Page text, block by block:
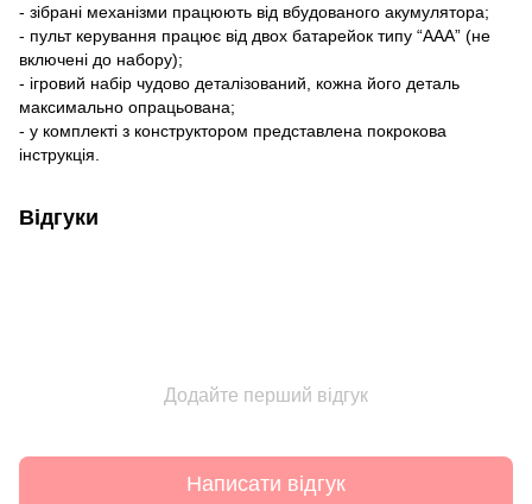
- зібрані механізми працюють від вбудованого акумулятора;
- пульт керування працює від двох батарейок типу “ААА” (не
включені до набору);
- ігровий набір чудово деталізований, кожна його деталь
максимально опрацьована;
- у комплекті з конструктором представлена покрокова
інструкція.
Відгуки
Додайте перший відгук
Написати відгук